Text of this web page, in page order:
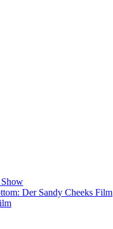
Der Sandy Cheeks Film